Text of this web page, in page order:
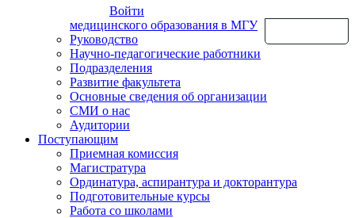
Войти
медицинского образования в МГУ
Руководство
Научно-педагогические работники
Подразделения
Развитие факультета
Основные сведения об организации
СМИ о нас
Аудитории
Поступающим
Приемная комиссия
Магистратура
Ординатура, аспирантура и докторантура
Подготовительные курсы
Работа со школами